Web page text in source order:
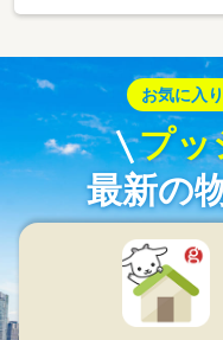
お気に入
プッ
最新の